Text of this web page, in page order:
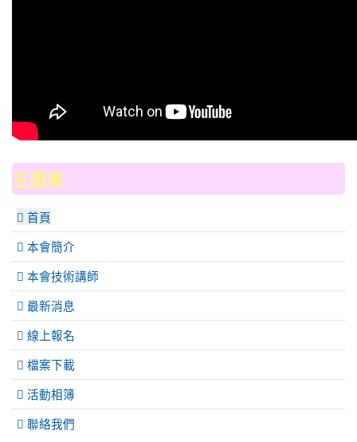
:::主選單
 首頁
本會簡介
本會技術講師
最新消息
線上報名
檔案下載
活動相簿
聯絡我們